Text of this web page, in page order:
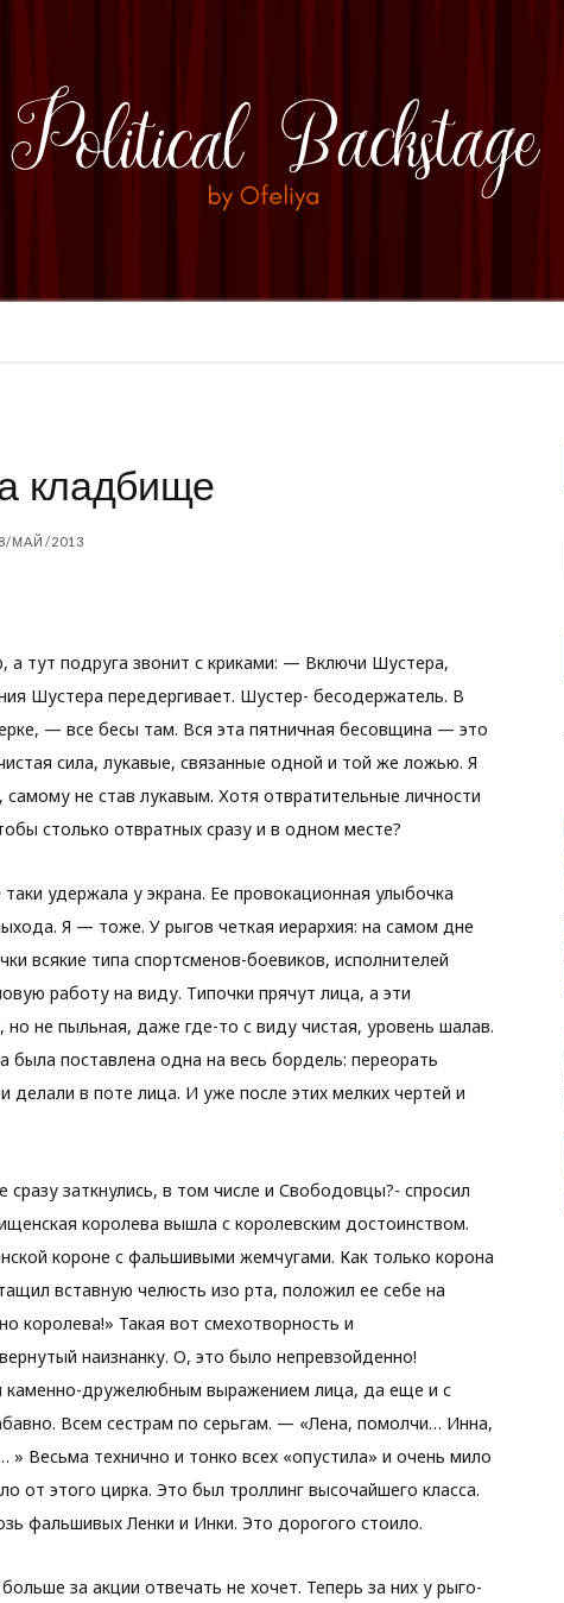
кладбище
МАЙ/2013
а тут подруга звонит с криками: — Включи Шустера,
Шустера передергивает. Шустер- бесодержатель. В
— все бесы там. Вся эта пятничная бесовщина — это
сила, лукавые, связанные одной и той же ложью. Я
не став лукавым. Хотя отвратительные личности
столько отвратных сразу и в одном месте?
удержала у экрана. Ее провокационная улыбочка
Я — тоже. У рыгов четкая иерархия: на самом дне
всякие типа спортсменов-боевиков, исполнителей
работу на виду. Типочки прячут лица, а эти
не пыльная, даже где-то с виду чистая, уровень шалав.
поставлена одна на весь бордель: переорать
делали в поте лица. И уже после этих мелких чертей и
заткнулись, в том числе и Свободовцы?- спросил
королева вышла с королевским достоинством.
короне с фальшивыми жемчугами. Как только корона
вставную челюсть изо рта, положил ее себе на
королева!» Такая вот смехотворность и
наизнанку. О, это было непревзойденно!
каменно-дружелюбным выражением лица, да еще и с
Всем сестрам по серьгам. — «Лена, помолчи… Инна,
Весьма технично и тонко всех «опустила» и очень мило
от этого цирка. Это был троллинг высочайшего класса.
фальшивых Ленки и Инки. Это дорогого стоило.
за акции отвечать не хочет. Теперь за них у рыго-